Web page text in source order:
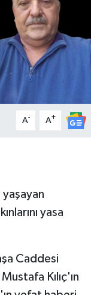
A- A+
yasa
Caddesi
Kılıç'ın